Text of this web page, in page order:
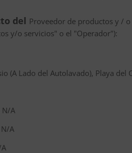
del Proveedor de productos y /
y/o servicios" o el "Operador"):
(A Lado del Autolavado), Playa del
N/A
A